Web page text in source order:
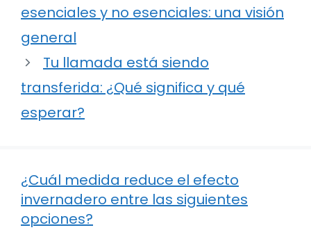
esenciales y no esenciales: una visión
general
Tu llamada está siendo
transferida: ¿Qué significa y qué
esperar?
¿Cuál medida reduce el efecto
invernadero entre las siguientes
opciones?